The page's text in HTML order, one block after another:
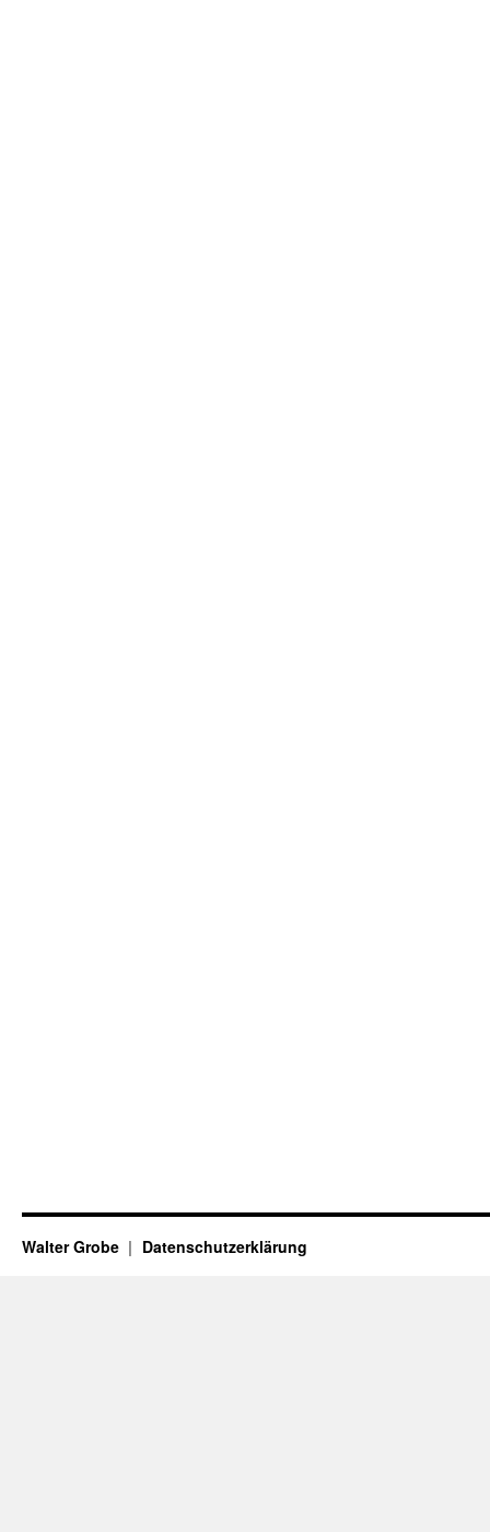
Walter Grobe Datenschutzerklärung